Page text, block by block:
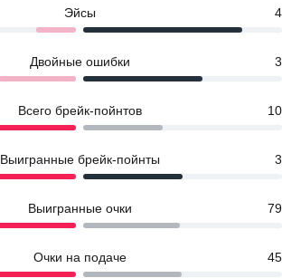
Эйсы 4
Двойные ошибки 3
Всего брейк-пойнтов 10
Выигранные брейк-пойнты 3
Выигранные очки 79
Очки на подаче 45